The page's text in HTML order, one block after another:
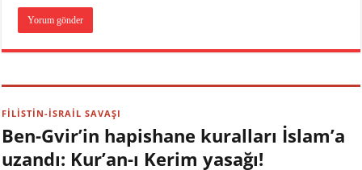
FİLİSTİN-İSRAİL SAVAŞI
Ben-Gvir’in hapishane kuralları İslam’a
uzandı: Kur’an-ı Kerim yasağı!